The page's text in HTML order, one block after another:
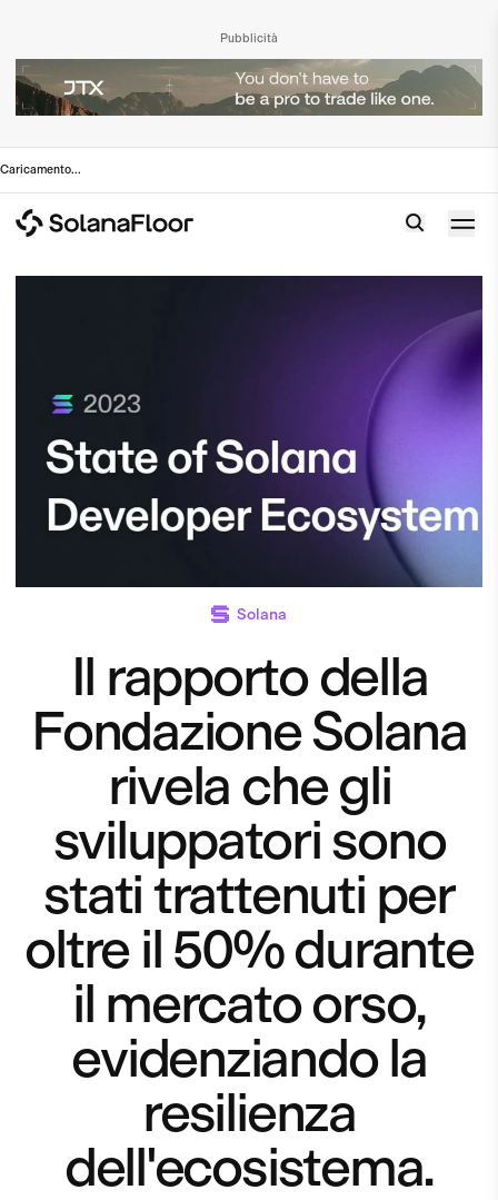
Pubblicità
Caricamento...
Solana
Il rapporto della
Fondazione Solana
rivela che gli
sviluppatori sono
stati trattenuti per
oltre il 50% durante
il mercato orso,
evidenziando la
resilienza
dell'ecosistema.